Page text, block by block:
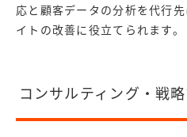
応と顧客データの分析を代行
イトの改善に役立てられます。
コンサルティング・戦